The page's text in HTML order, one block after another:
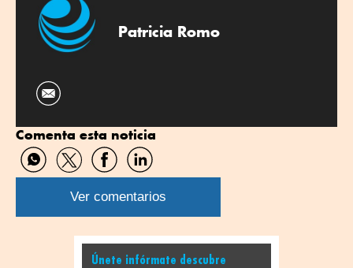
Patricia Romo
Comenta esta noticia
Compartir
por
WhatsApp
Compartir
por
Twitter
Compartir
por
Facebook
Compartir
por
Linkedin
Ver comentarios
Únete infórmate descubre